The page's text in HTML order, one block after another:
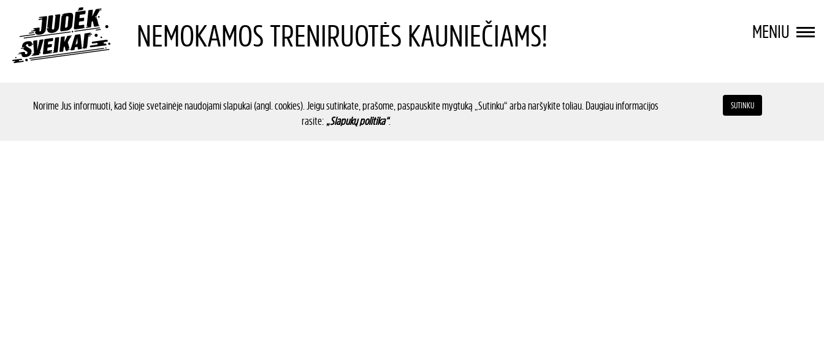
NEMOKAMOS TRENIRUOTĖS KAUNIEČIAMS! MENIU
Norime Jus informuoti, kad šioje svetainėje naudojami slapukai (angl. cookies). Jeigu sutinkate, prašome, paspauskite mygtuką „Sutinku“ arba naršykite toliau. Daugiau informacijos
rasite: „Slapukų politika“.
SUTINKU